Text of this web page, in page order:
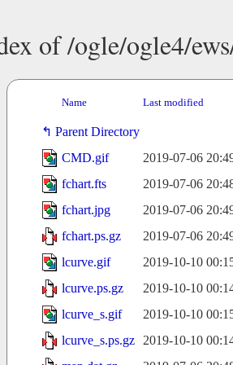
of /ogle/ogle4/
Name Last modified
Parent Directory
CMD.gif
2019-07-06
fchart.fts
2019-07-06
fchart.jpg
2019-07-06
fchart.ps.gz
2019-07-06
lcurve.gif
2019-10-10
lcurve.ps.gz
2019-10-10
lcurve_s.gif
2019-10-10
lcurve_s.ps.gz
2019-10-10